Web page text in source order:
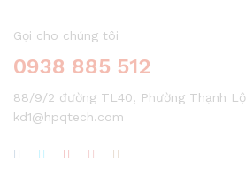
Gọi cho chúng tôi
0938 885 512
88/9/2 đường TL40, Phường Thạnh
kd1@hpqtech.com